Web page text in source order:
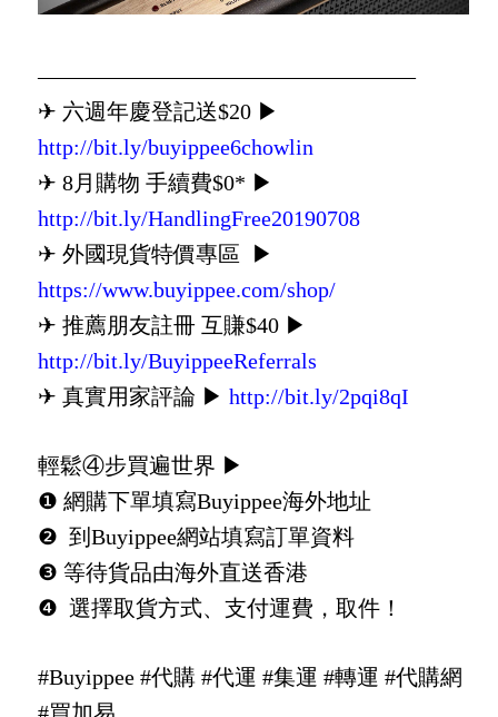
—————————————————
✈ 六週年慶登記送$20 ▶
http://bit.ly/buyippee6chowlin
✈ 8月購物 手續費$0* ▶
http://bit.ly/HandlingFree20190708
✈ 外國現貨特價專區 ▶
https://www.buyippee.com/shop/
✈ 推薦朋友註冊 互賺$40 ▶
http://bit.ly/BuyippeeReferrals
✈ 真實用家評論 ▶ http://bit.ly/2pqi8qI
輕鬆④步買遍世界 ▶
❶ 網購下單填寫Buyippee海外地址
❷ 到Buyippee網站填寫訂單資料
❸ 等待貨品由海外直送香港
❹ 選擇取貨方式、支付運費，取件！
#Buyippee #代購 #代運 #集運 #轉運 #代購網